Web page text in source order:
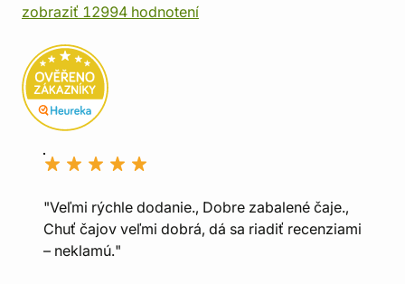
zobraziť 12994 hodnotení
"Veľmi rýchle dodanie., Dobre zabalené čaje.,
Chuť čajov veľmi dobrá, dá sa riadiť recenziami
– neklamú."